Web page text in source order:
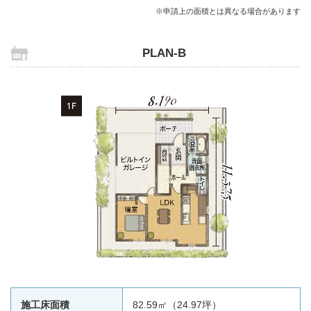
※申請上の面積とは異なる場合があります
PLAN-B
施工床面積 82.59㎡（24.97坪）